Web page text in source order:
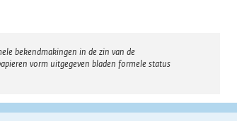
bekendmakingen in de zin van de
vorm uitgegeven bladen formele status